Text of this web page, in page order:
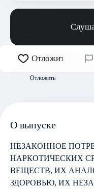
Отложить
Отложить
О выпуске
НЕЗАКОННОЕ
НАРКОТИЧЕСКИХ
ВЕЩЕСТВ, ИХ
ЗДОРОВЬЮ, ИХ